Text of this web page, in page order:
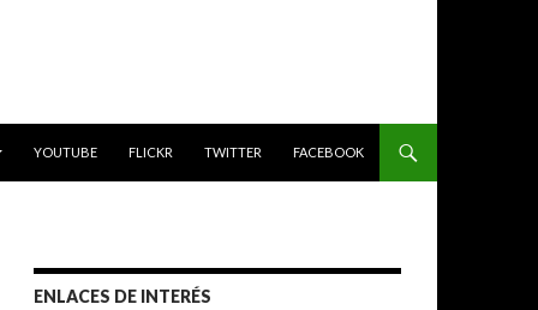
YOUTUBE FLICKR TWITTER FACEBOOK
ENLACES DE INTERÉS